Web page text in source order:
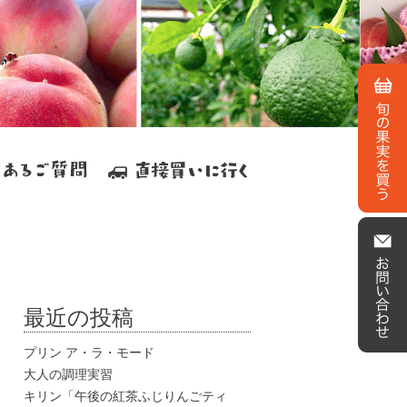
最近の投稿
プリン ア・ラ・モード
大人の調理実習
キリン「午後の紅茶ふじりんごティ